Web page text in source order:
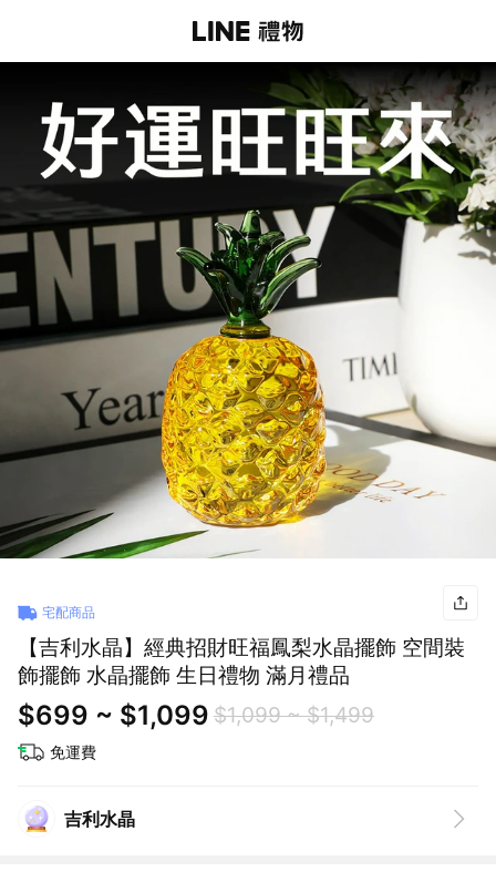
宅配商品
【吉利水晶】經典招財旺福鳳梨水晶擺飾 空間裝
飾擺飾 水晶擺飾 生日禮物 滿月禮品
$699 ~ $1,099 $1,099 ~ $1,499
免運費
吉利水晶